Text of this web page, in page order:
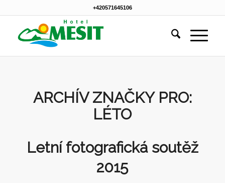
+420571645106
ARCHÍV ZNAČKY PRO:
LÉTO
Letní fotografická soutěž
2015